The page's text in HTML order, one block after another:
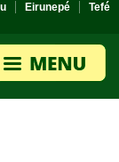
Eirunepé
Tefé